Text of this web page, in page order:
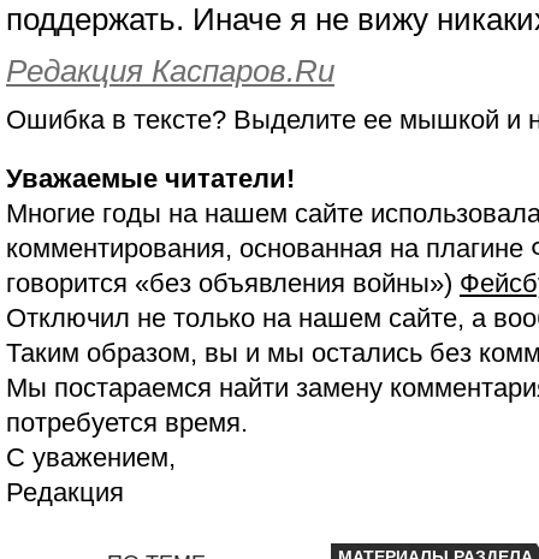
поддержать. Иначе я не вижу
Редакция Каспаров.Ru
Ошибка в тексте? Выделите ее мышкой и
Уважаемые читатели!
Многие годы на нашем сайте
комментирования, основанная на
говорится «без объявления войны»)
Отключил не только на нашем сайте, а
Таким образом, вы и мы остались без
Мы постараемся найти замену
потребуется время.
С уважением,
Редакция